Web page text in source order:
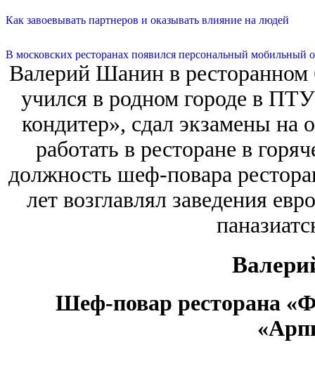
Как завоевывать партнеров и оказывать влияние на людей
В московских ресторанах появился персональный мобильный
Валерий Шанин в ресторанном
учился в родном городе в
кондитер», сдал экзамены на
работать в ресторане в
должность шеф-повара
лет возглавлял заведения
Шеф-повар ресторана